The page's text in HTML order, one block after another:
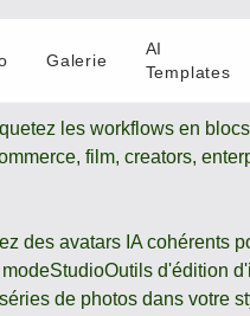
les workflows en
film, creators,
des avatars IA cohérents
StudioOutils d'édition
de photos dans votre
Galerie
AI
Templates